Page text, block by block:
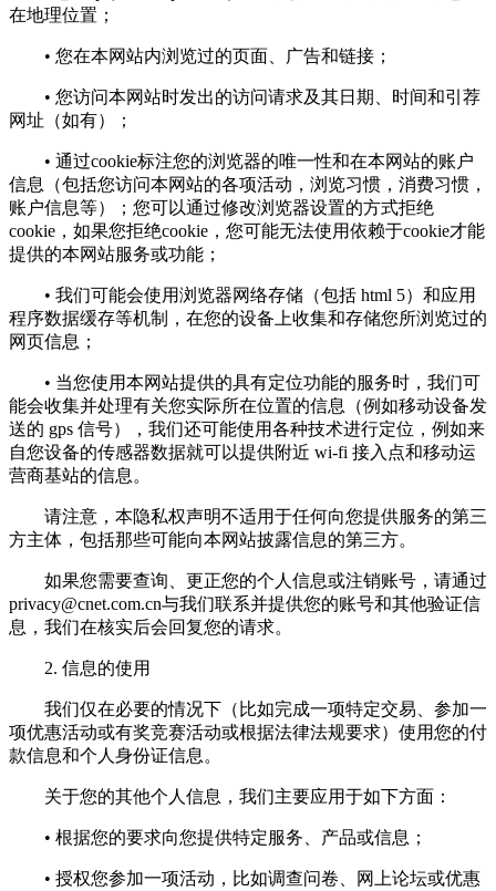
在地理位置；
• 您在本网站内浏览过的页面、广告和链接；
• 您访问本网站时发出的访问请求及其日期、时间和引荐
网址（如有）；
• 通过cookie标注您的浏览器的唯一性和在本网站的账户
信息（包括您访问本网站的各项活动，浏览习惯，消费习惯，
账户信息等）；您可以通过修改浏览器设置的方式拒绝
cookie，如果您拒绝cookie，您可能无法使用依赖于cookie才能
提供的本网站服务或功能；
• 我们可能会使用浏览器网络存储（包括 html 5）和应用
程序数据缓存等机制，在您的设备上收集和存储您所浏览过的
网页信息；
• 当您使用本网站提供的具有定位功能的服务时，我们可
能会收集并处理有关您实际所在位置的信息（例如移动设备发
送的 gps 信号），我们还可能使用各种技术进行定位，例如来
自您设备的传感器数据就可以提供附近 wi-fi 接入点和移动运
营商基站的信息。
请注意，本隐私权声明不适用于任何向您提供服务的第三
方主体，包括那些可能向本网站披露信息的第三方。
如果您需要查询、更正您的个人信息或注销账号，请通过
privacy@cnet.com.cn与我们联系并提供您的账号和其他验证信
息，我们在核实后会回复您的请求。
2. 信息的使用
我们仅在必要的情况下（比如完成一项特定交易、参加一
项优惠活动或有奖竞赛活动或根据法律法规要求）使用您的付
款信息和个人身份证信息。
关于您的其他个人信息，我们主要应用于如下方面：
• 根据您的要求向您提供特定服务、产品或信息；
• 授权您参加一项活动，比如调查问卷、网上论坛或优惠